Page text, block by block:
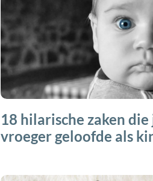
18 hilarische zaken die
vroeger geloofde als